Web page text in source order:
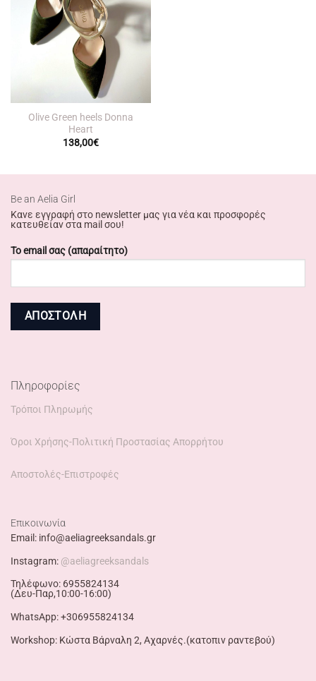
Olive Green heels Donna
Heart
138,00€
Πληροφορίες
Τρόποι Πληρωμής
Όροι Χρήσης-Πολιτική Προστασίας Απορρήτου
Αποστολές-Επιστροφές
Επικοινωνία
Email: info@aeliagreeksandals.gr
Instagram: @aeliagreeksandals
Τηλέφωνο: 6955824134
(Δευ-Παρ,10:00-16:00)
WhatsApp: +306955824134
Workshop: Κώστα Βάρναλη 2, Αχαρνές.(κατοπιν ραντεβού)
Βe an Αelia Girl
Κανε εγγραφή στο newsletter μας για νέα και προσφορές
κατευθείαν στα mail σου!
Το email σας (απαραίτητο)